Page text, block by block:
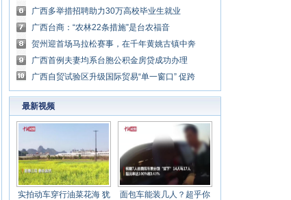
广西多举措招聘助力30万高校毕业生就业
广西台商：“农林22条措施”是台农福音
贺州迎首场马拉松赛事，在千年黄姚古镇中奔
跑
广西首例夫妻均系台胞公积金房贷成功办理
广西自贸试验区升级国际贸易“单一窗口” 促跨
境贸易便利化
最新视频
实拍动车穿行油菜花海 犹
面包车能装几人？超乎你